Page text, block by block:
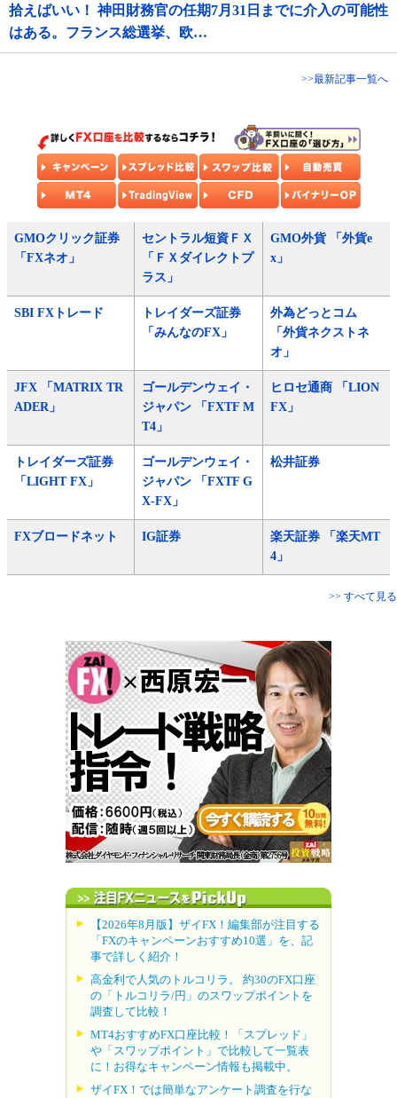
拾えばいい！ 神田財務官の任期7月31日までに介入の可能性
はある。フランス総選挙、欧…
>>最新記事一覧へ
GMOクリック証券
「FXネオ」
セントラル短資ＦＸ
「ＦＸダイレクトプ
ラス」
GMO外貨 「外貨e
x」
SBI FXトレード
トレイダーズ証券
「みんなのFX」
外為どっとコム
「外貨ネクストネ
オ」
JFX 「MATRIX TR
ADER」
ゴールデンウェイ・
ジャパン 「FXTF M
T4」
ヒロセ通商 「LION
FX」
トレイダーズ証券
「LIGHT FX」
ゴールデンウェイ・
ジャパン 「FXTF G
X-FX」
松井証券
FXブロードネット IG証券
楽天証券 「楽天MT
4」
>> すべて見る
【2026年8月版】ザイFX！編集部が注目する
「FXのキャンペーンおすすめ10選」を、記
事で詳しく紹介！
高金利で人気のトルコリラ。 約30のFX口座
の「トルコリラ/円」のスワップポイントを
調査して比較！
MT4おすすめFX口座比較！「スプレッド」
や「スワップポイント」で比較して一覧表
に！お得なキャンペーン情報も掲載中。
ザイFX！では簡単なアンケート調査を行な